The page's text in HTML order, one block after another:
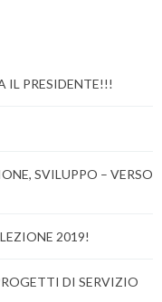
IL PRESIDENTE!!!
SVILUPPO – VERSO
2019!
DI SERVIZIO